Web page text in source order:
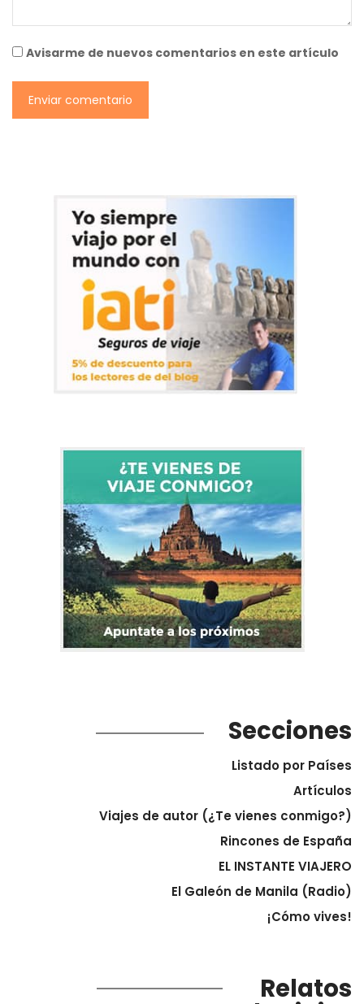
Avisarme de nuevos comentarios en este artículo
Secciones
Listado por Países
Artículos
Viajes de autor (¿Te vienes conmigo?)
Rincones de España
EL INSTANTE VIAJERO
El Galeón de Manila (Radio)
¡Cómo vives!
Relatos